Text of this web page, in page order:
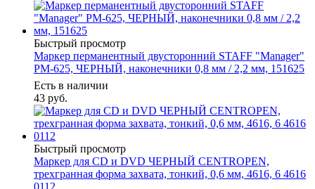
Быстрый просмотр
Маркер перманентный двусторонний STAFF "Manager"
PM-625, ЧЕРНЫЙ, наконечники 0,8 мм / 2,2 мм, 151625
Есть в наличии
43 руб.
Быстрый просмотр
Маркер для CD и DVD ЧЕРНЫЙ CENTROPEN,
трехгранная форма захвата, тонкий, 0,6 мм, 4616, 6 4616
0112